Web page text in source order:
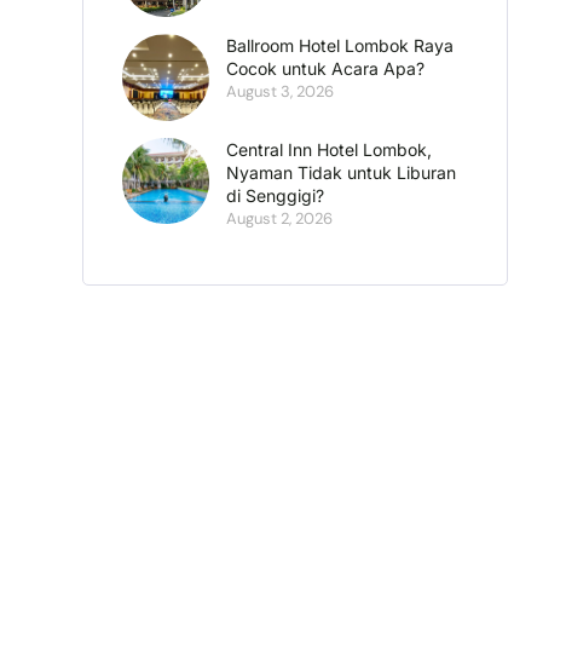
Ballroom Hotel Lombok Raya
Cocok untuk Acara Apa?
August 3, 2026
Central Inn Hotel Lombok,
Nyaman Tidak untuk Liburan
di Senggigi?
August 2, 2026